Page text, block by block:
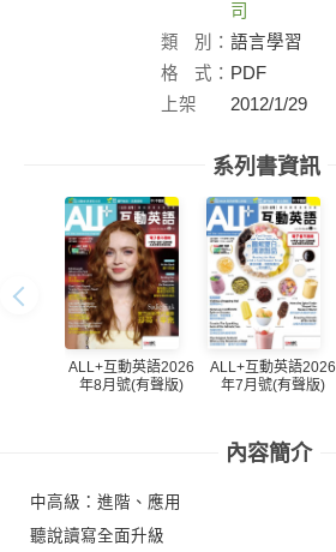
司
類
別： 語言學習
格
式： PDF
上架
2012/1/29
系列書資訊
ALL+互動英語2026
年8月號(有聲版)
ALL+互動英語2026
年7月號(有聲版)
內容簡介
中高級：進階、應用
聽說讀寫全面升級